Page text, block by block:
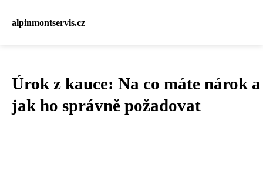
alpinmontservis.cz
Úrok z kauce: Na co máte nárok a
jak ho správně požadovat